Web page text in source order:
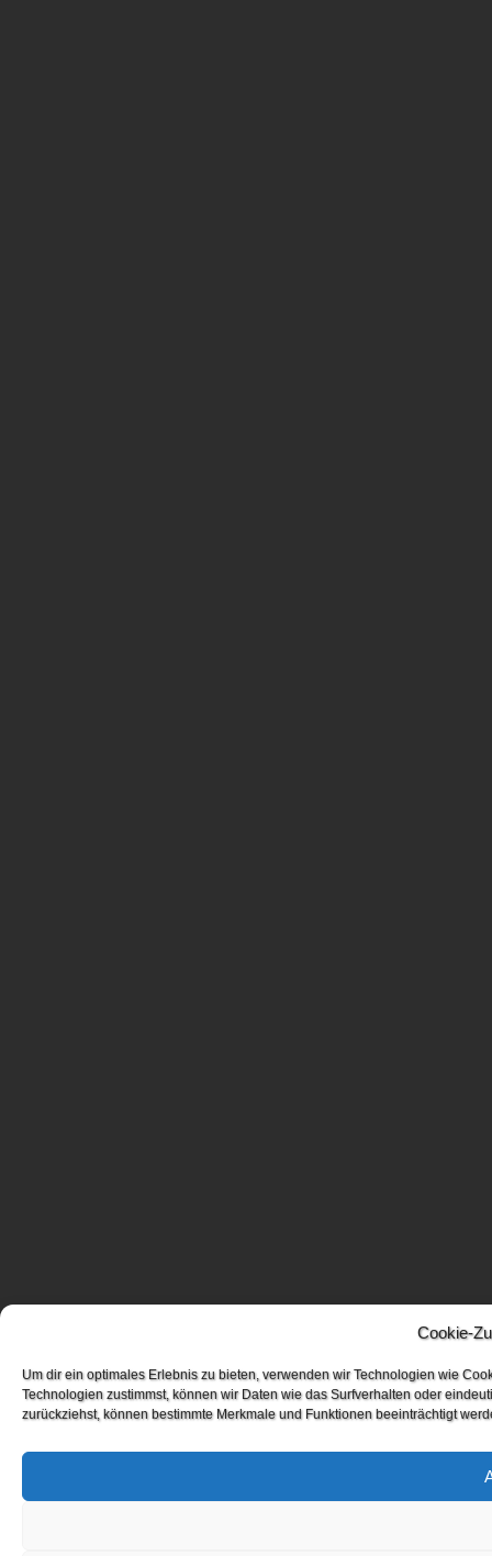
Cookie-
Um dir ein optimales Erlebnis zu bieten, verwenden wir Technologien wie
Technologien zustimmst, können wir Daten wie das Surfverhalten oder
zurückziehst, können bestimmte Merkmale und Funktionen beeinträchtigt